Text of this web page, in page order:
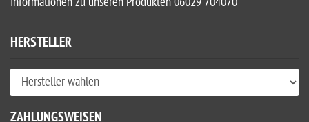
HERSTELLER
ZAHLUNGSWEISEN